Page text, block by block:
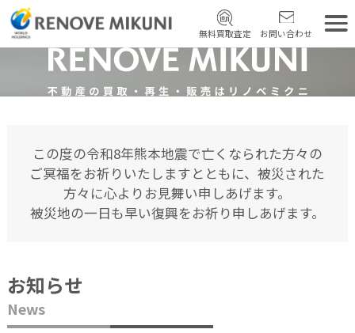
無料買取査定 お問い合わせ
この度の令和8年熊本地震で亡くなられた方々の
ご冥福をお祈りいたしますとともに、被災された
方々に心よりお見舞い申しあげます。
被災地の一日も早い復興をお祈り申しあげます。
お知らせ
News